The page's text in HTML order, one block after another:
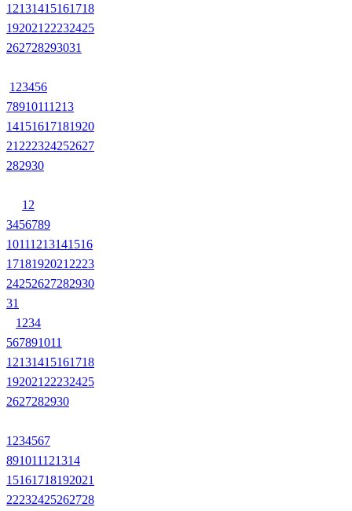
12131415161718
192021 22232425
262728293031
1 23456
78910111213
14151617181920
21 222324252627
282930
1 2
3456789
10111213141516
1718192021 2223
24252627282930
31
1 234
567891011
12131415161718
192021 22232425
2627282930
1 234567
891011121314
15161718192021
22232425262728